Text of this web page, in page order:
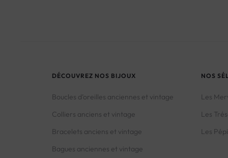
DÉCOUVREZ NOS BIJOUX
Boucles d’oreilles anciennes et vintage
Colliers anciens et vintage
Bracelets anciens et vintage
Bagues anciennes et vintage
NOS
Les
Les
Les